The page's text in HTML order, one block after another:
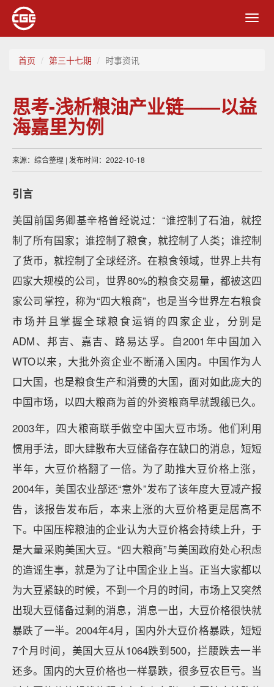
首页 第三十七期 时事资讯
思考-浅析粮油产业链——以益
海嘉里为例
来源：综合整理 | 发布时间：2022-10-18
引言
美国前国务卿基辛格曾经说过：“谁控制了石油，就控
制了所有国家；谁控制了粮食，就控制了人类；谁控制
了货币，就控制了全球经济。在粮食领域，世界上共有
四家大规模的公司，世界80%的粮食交易量，都被这四
家公司掌控，称为“四大粮商”，也是当今世界左右粮食
市场并且掌握全球粮食运销的四家企业，分别是
ADM、邦吉、嘉吉、路易达孚。自2001年中国加入
WTO以来，大批外资企业不断涌入国内。中国作为人
口大国，也是粮食生产和消费的大国，面对如此庞大的
中国市场，以四大粮商为首的外资粮商早就觊觎已久。
2003年，四大粮商联手做空中国大豆市场。他们利用
惯用手法，即大肆散布大豆储备存在缺口的消息，短短
半年，大豆价格翻了一倍。为了助推大豆价格上涨，
2004年，美国农业部还“意外”发布了该年度大豆减产报
告，该报告发布后，本来上涨的大豆价格更是居高不
下。中国压榨粮油的企业认为大豆价格会持续上升，于
是大量采购美国大豆。“四大粮商”与美国政府处心积虑
的造谣生事，就是为了让中国企业上当。正当大家都以
为大豆紧缺的时候，不到一个月的时间，市场上又突然
出现大豆储备过剩的消息，消息一出，大豆价格很快就
暴跌了一半。2004年4月，国内外大豆价格暴跌，短短
7个月时间，美国大豆从1064跌到500，拦腰跌去一半
还多。国内的大豆价格也一样暴跌，很多豆农巨亏。当